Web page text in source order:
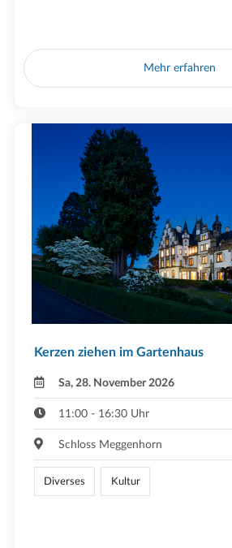
Mehr erfahren
Kerzen ziehen im Gartenhaus
Sa, 28. November 2026
11:00 - 16:30 Uhr
Schloss Meggenhorn
Diverses Kultur